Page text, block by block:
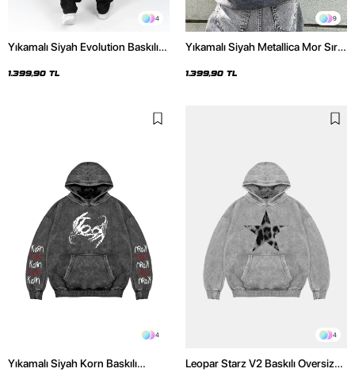
4
Yıkamalı Siyah Evolution Baskılı
Hoodie
1.399,90 TL
9
Yıkamalı Siyah Metallica Mor Sırt
Hoodie
1.399,90 TL
4
Yıkamalı Siyah Korn Baskılı
4
Leopar Starz V2 Baskılı Oversize